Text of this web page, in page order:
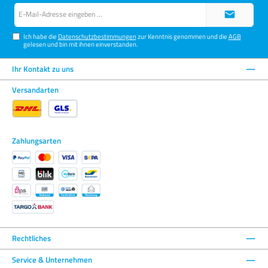
farbmanagementfähige Programme weitergibt. Dieses Profil
enthält Informationen über Monitoreigenschaften und -
enthält dieses Profil nicht.
Ich habe die Datenschutzbestimmungenzur Kenntnis genommen und dieAGB
gelesen und bin mit ihnen einverstanden.
Ihr Kontakt zu uns
Versandarten
Zahlungsarten
Rechtliches
Service & Unternehmen